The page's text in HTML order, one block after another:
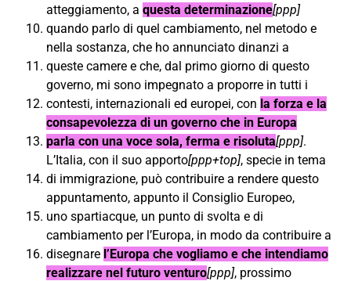
atteggiamento, a questa determinazione[ppp]
quando parlo di quel cambiamento, nel metodo e
nella sostanza, che ho annunciato dinanzi a
queste camere e che, dal primo giorno di questo
governo, mi sono impegnato a proporre in tutti i
contesti, internazionali ed europei, con la forza e la
consapevolezza di un governo che in Europa
parla con una voce sola, ferma e risoluta[ppp].
L’Italia, con il suo apporto[ppp+top], specie in tema
di immigrazione, può contribuire a rendere questo
appuntamento, appunto il Consiglio Europeo,
uno spartiacque, un punto di svolta e di
cambiamento per l’Europa, in modo da contribuire a
disegnare l’Europa che vogliamo e che intendiamo
realizzare nel futuro venturo[ppp], prossimo